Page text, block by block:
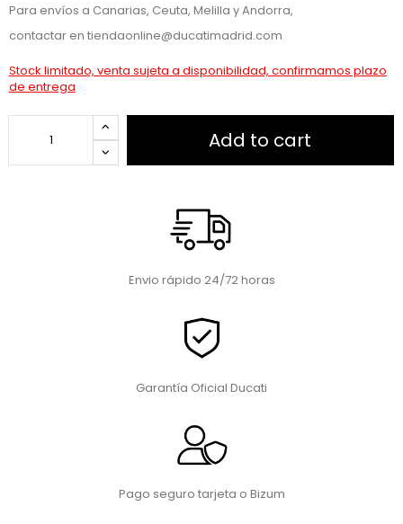
Para envíos a Canarias, Ceuta, Melilla y Andorra,
contactar en tiendaonline@ducatimadrid.com
Stock limitado, venta sujeta a disponibilidad, confirmamos plazo
de entrega
Add to cart
Envio rápido 24/72 horas
Garantía Oficial Ducati
Pago seguro tarjeta o Bizum